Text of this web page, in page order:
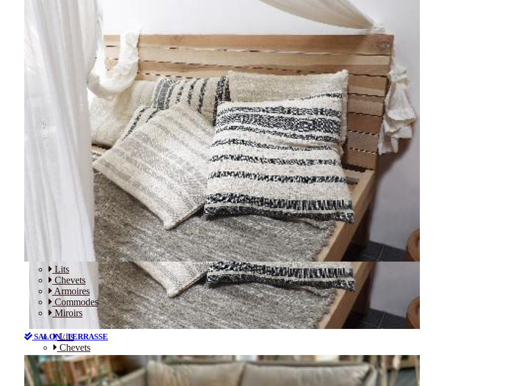
Lits
Chevets
Armoires
Commodes
Miroirs
SALON / TERRASSE
CHAMBRE
Lits
Chevets
Armoires
Commodes
Miroirs